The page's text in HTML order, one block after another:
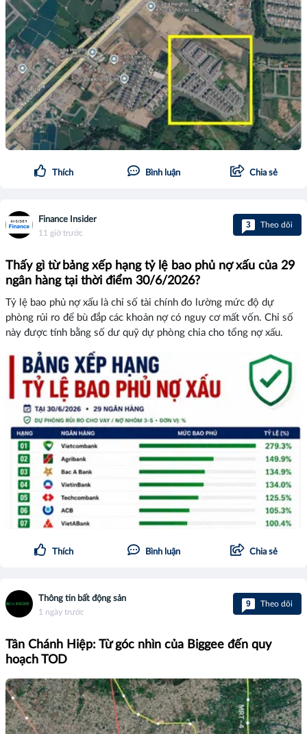
Thích Bình luận Chia sẻ
Finance Insider
11 giờ trước
3 Theo dõi
Thấy gì từ bảng xếp hạng tỷ lệ bao phủ nợ xấu của 29
ngân hàng tại thời điểm 30/6/2026?
Tỷ lệ bao phủ nợ xấu là chỉ số tài chính đo lường mức độ dự
phòng rủi ro để bù đắp các khoản nợ có nguy cơ mất vốn. Chỉ số
này được tính bằng số dư quỹ dự phòng chia cho tổng nợ xấu.
Thích Bình luận Chia sẻ
Thông tin bất động sản
1 ngày trước
9 Theo dõi
Tân Chánh Hiệp: Từ góc nhìn của Biggee đến quy
hoạch TOD